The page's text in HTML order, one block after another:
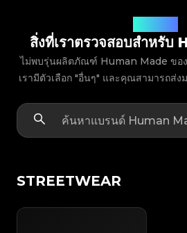
สิ่งที่เราตรวจสอบสำหรับ
ไม่พบรุ่นผลิตภัณฑ์ Human Made ขอ
เรามีตัวเลือก "อื่นๆ" และคุณสามารถส่ง
STREETWEAR